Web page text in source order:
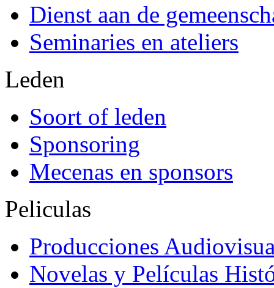
Dienst aan de
Seminaries en ateliers
Leden
Soort of leden
Sponsoring
Mecenas en sponsors
Peliculas
Producciones
Novelas y Películas